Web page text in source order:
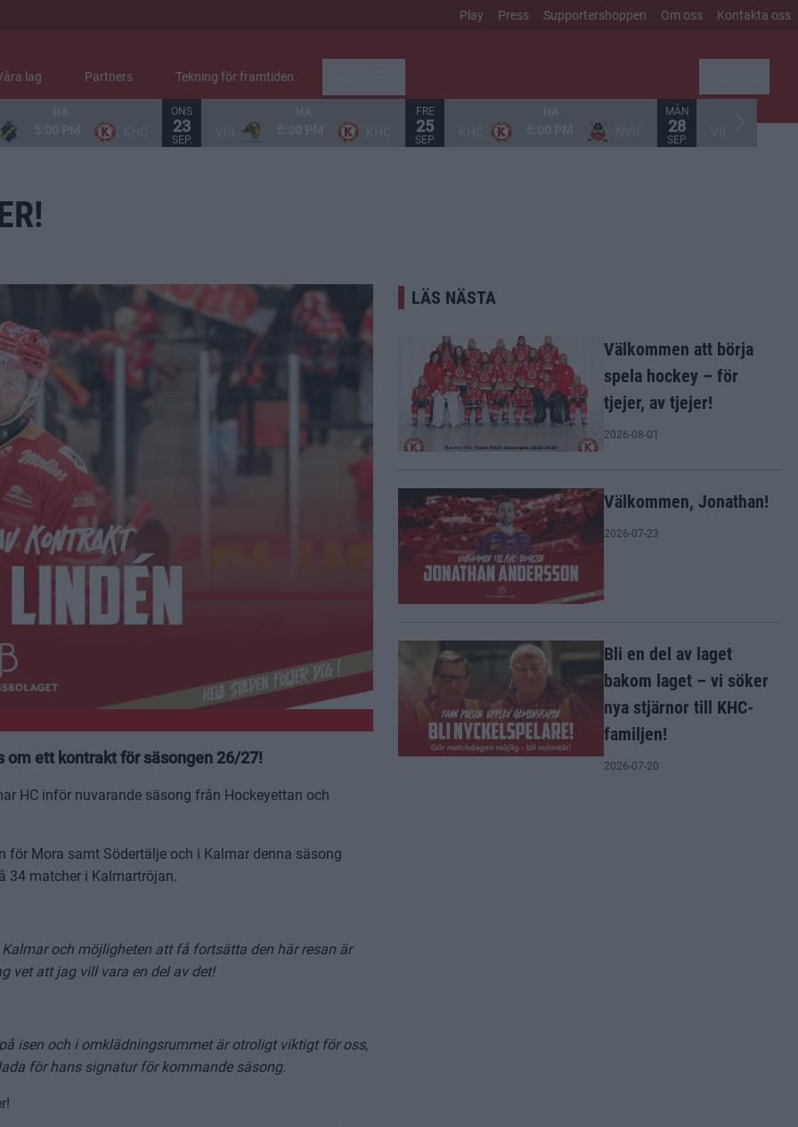
Play Press Supportershoppen Om oss Kontakta oss
lag Partners Tekning för framtiden
ONS
23
SEP.
FRE
25
SEP.
MÅN
28
SEP.
om ett kontrakt för säsongen 26/27!
HC inför nuvarande säsong från Hockeyettan och
för Mora samt Södertälje och i Kalmar denna säsong
34 matcher i Kalmartröjan.
och möjligheten att få fortsätta den här resan är
vet att jag vill vara en del av det!
isen och i omklädningsrummet är otroligt viktigt för oss,
för hans signatur för kommande säsong.
LÄS NÄSTA
Välkommen att börja
spela hockey – för
tjejer, av tjejer!
2026-08-01
Välkommen, Jonathan!
2026-07-23
Bli en del av laget
bakom laget – vi söker
nya stjärnor till KHC-
familjen!
2026-07-20